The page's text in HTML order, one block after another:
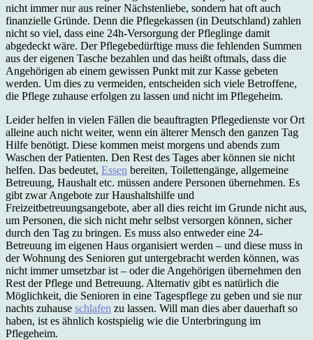
nicht immer nur aus reiner Nächstenliebe, sondern hat oft auch
finanzielle Gründe. Denn die Pflegekassen (in Deutschland) zahlen
nicht so viel, dass eine 24h-Versorgung der Pfleglinge damit
abgedeckt wäre. Der Pflegebedürftige muss die fehlenden Summen
aus der eigenen Tasche bezahlen und das heißt oftmals, dass die
Angehörigen ab einem gewissen Punkt mit zur Kasse gebeten
werden. Um dies zu vermeiden, entscheiden sich viele Betroffene,
die Pflege zuhause erfolgen zu lassen und nicht im Pflegeheim.
Leider helfen in vielen Fällen die beauftragten Pflegedienste vor Ort
alleine auch nicht weiter, wenn ein älterer Mensch den ganzen Tag
Hilfe benötigt. Diese kommen meist morgens und abends zum
Waschen der Patienten. Den Rest des Tages aber können sie nicht
helfen. Das bedeutet, Essen bereiten, Toilettengänge, allgemeine
Betreuung, Haushalt etc. müssen andere Personen übernehmen. Es
gibt zwar Angebote zur Haushaltshilfe und
Freizeitbetreuungsangebote, aber all dies reicht im Grunde nicht aus,
um Personen, die sich nicht mehr selbst versorgen können, sicher
durch den Tag zu bringen. Es muss also entweder eine 24-
Betreuung im eigenen Haus organisiert werden – und diese muss in
der Wohnung des Senioren gut untergebracht werden können, was
nicht immer umsetzbar ist – oder die Angehörigen übernehmen den
Rest der Pflege und Betreuung. Alternativ gibt es natürlich die
Möglichkeit, die Senioren in eine Tagespflege zu geben und sie nur
nachts zuhause schlafen zu lassen. Will man dies aber dauerhaft so
haben, ist es ähnlich kostspielig wie die Unterbringung im
Pflegeheim.